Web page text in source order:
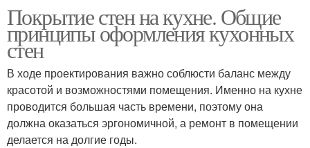
Покрытие стен на кухне. Общие
принципы оформления кухонных
стен
В ходе проектирования важно соблюсти баланс между
красотой и возможностями помещения. Именно на кухне
проводится большая часть времени, поэтому она
должна оказаться эргономичной, а ремонт в помещении
делается на долгие годы.